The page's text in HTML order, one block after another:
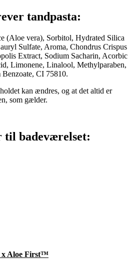
tandpasta:
(Aloe vera), Sorbitol, Hydrated Silica
Sulfate, Aroma, Chondrus Crispus
Extract, Sodium Sacharin, Acorbic
Limonene, Linalool, Methylparaben,
Benzoate, CI 75810.
kan ændres, og at det altid er
som gælder.
til badeværelset:
x Aloe First™